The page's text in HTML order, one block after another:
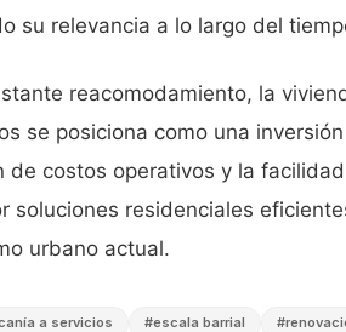
su relevancia a lo largo del
reacomodamiento, la
se posiciona como una
de costos operativos y la
soluciones residenciales
urbano actual.
a servicios #escala barrial #